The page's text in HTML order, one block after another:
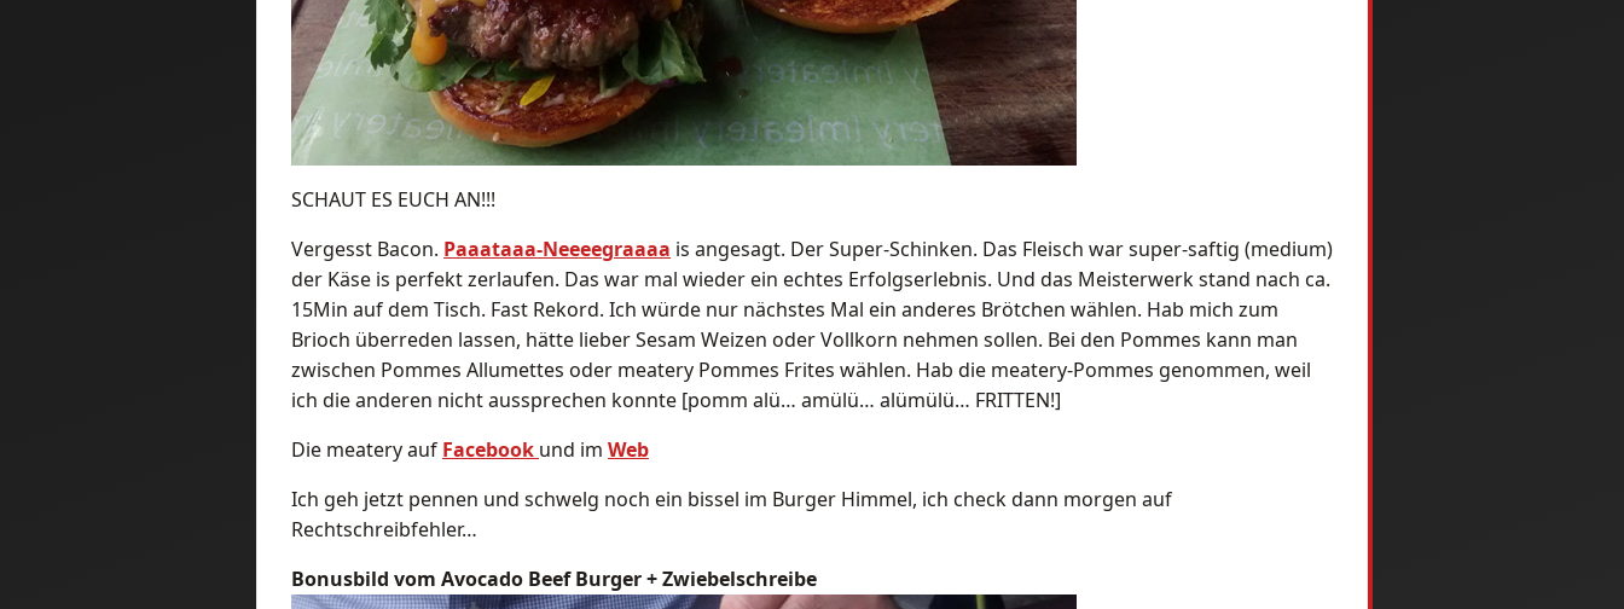
SCHAUT ES EUCH AN!!!
Vergesst Bacon. Paaataaa-Neeeegraaaa is angesagt. Der Super-Schinken. Das Fleisch war super-saftig (medium)
der Käse is perfekt zerlaufen. Das war mal wieder ein echtes Erfolgserlebnis. Und das Meisterwerk stand nach ca.
15Min auf dem Tisch. Fast Rekord. Ich würde nur nächstes Mal ein anderes Brötchen wählen. Hab mich zum
Brioch überreden lassen, hätte lieber Sesam Weizen oder Vollkorn nehmen sollen. Bei den Pommes kann man
zwischen Pommes Allumettes oder meatery Pommes Frites wählen. Hab die meatery-Pommes genommen, weil
ich die anderen nicht aussprechen konnte [pomm alü… amülü… alümülü… FRITTEN!]
Die meatery auf Facebook und im Web
Ich geh jetzt pennen und schwelg noch ein bissel im Burger Himmel, ich check dann morgen auf
Rechtschreibfehler…
Bonusbild vom Avocado Beef Burger + Zwiebelschreibe